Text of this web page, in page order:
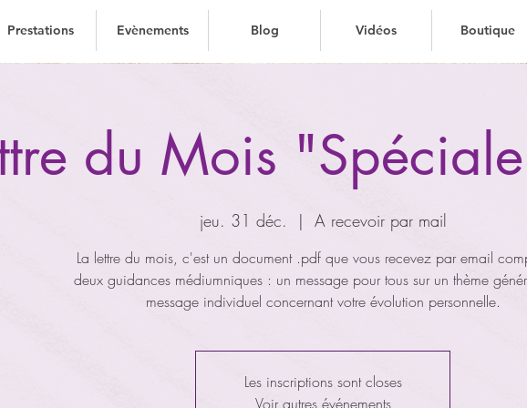
Prestations Evènements Blog Vidéos Boutique
Prestations Evènements Blog Vidéos Boutique
Prestations Evènements Blog Vidéos Boutique
du Mois
jeu. 31 déc.
  |
A recevoir par mail
La lettre du mois, c'est un document .pdf que vous recevez par email
deux guidances médiumniques : un message pour tous sur un thème
message individuel concernant votre évolution personnelle.
Les inscriptions sont closes
Voir autres événements